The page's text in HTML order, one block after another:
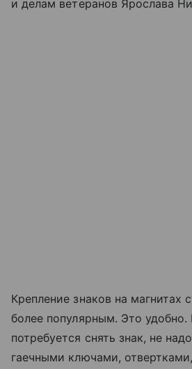
и делам ветеранов Ярослава
Крепление знаков на магнитах
более популярным. Это удобно.
потребуется снять знак, не
гаечными ключами,